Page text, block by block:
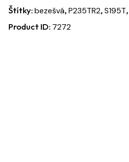
Štítky:bezešvá,P235TR2,S195T,
Product ID: 7272